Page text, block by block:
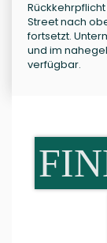
Street nach
fortsetzt.
und im
verfügbar.